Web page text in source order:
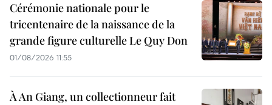
Cérémonie nationale pour le
tricentenaire de la naissance de la
grande figure culturelle Le Quy Don
01/08/2026 11:55
À An Giang, un collectionneur fait